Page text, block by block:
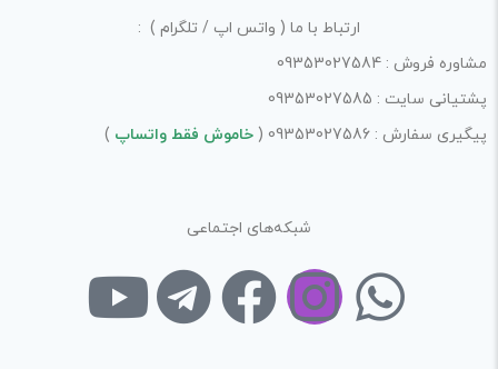
ارتباط با ما ( واتس اپ / تلگرام ) :
مشاوره فروش : 09353027584
پشتیانی سایت : 09353027585
پیگیری سفارش : 09353027586 (
خاموش فقط واتساپ )
شبکه‌های اجتماعی